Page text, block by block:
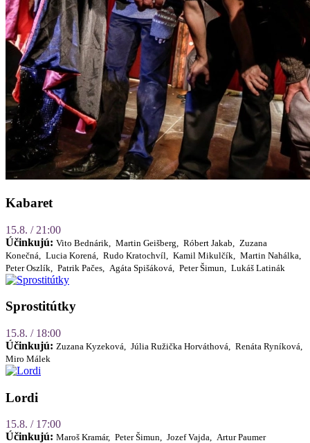
Kabaret
15.8. / 21:00
Účinkujú: Vito Bednárik, Martin Geišberg, Róbert Jakab,
Zuzana
Konečná,
Lucia Korená, Rudo Kratochvíl, Kamil Mikulčík,
Martin Nahálka,
Peter Oszlík,
Patrik Pačes, Agáta Spišáková, Peter Šimun, Lukáš Latinák
Sprostitútky
15.8. / 18:00
Účinkujú: Zuzana Kyzeková, Júlia Ružička Horváthová, Renáta Ryníková,
Miro Málek
Lordi
15.8. / 17:00
Účinkujú: Maroš Kramár, Peter Šimun, Jozef Vajda, Artur Paumer